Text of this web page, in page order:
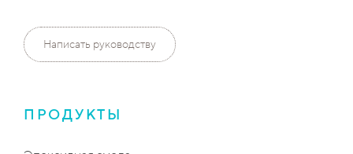
Написать руководству
ПРОДУКТЫ